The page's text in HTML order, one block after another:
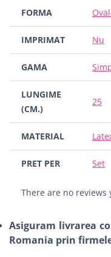
FORMA
IMPRIMAT Nu
GAMA
LUNGIME
(CM.)
25
MATERIAL
PRET PER Set
There are no reviews
Asiguram livrarea
Romania prin firmele